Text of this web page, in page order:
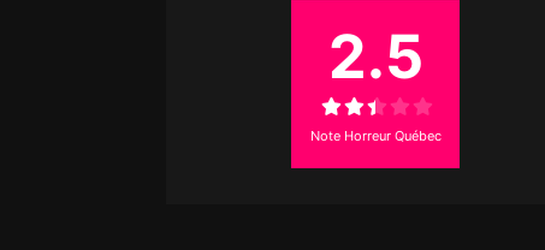
2.5
Note Horreur Québec